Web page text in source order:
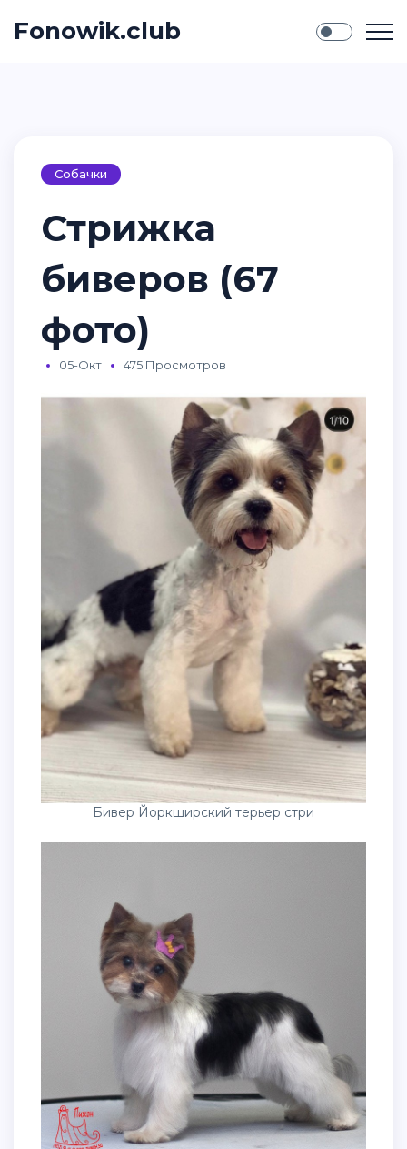
Fonowik.club
Собачки
Стрижка
биверов (67
фото)
05-Окт 475 Просмотров
Бивер Йоркширский терьер стри